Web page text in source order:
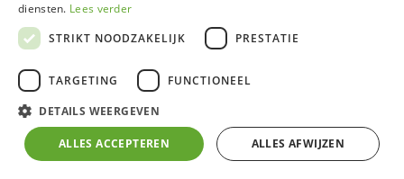
Serre P04 Urban Blackline
Aluminium frame met zelfdragende fundering
4 mm klaar veiligheidsglas in zijwanden en in het
dak
Inox bouten en moeren
diensten. Lees verder
STRIKT NOODZAKELIJK
PRESTATIE
TARGETING FUNCTIONEEL
DETAILS WEERGEVEN
ALLES ACCEPTEREN ALLES AFWIJZEN